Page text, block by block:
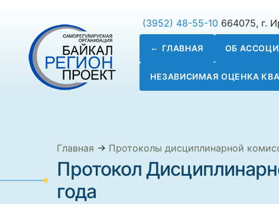
(3952) 48-55-10 664075, г.
ГЛАВНАЯ ОБ
НЕЗАВИСИМАЯ ОЦЕНКА
Главная → Протоколы дисциплинарной
Протокол
года